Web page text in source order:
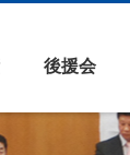
後援会